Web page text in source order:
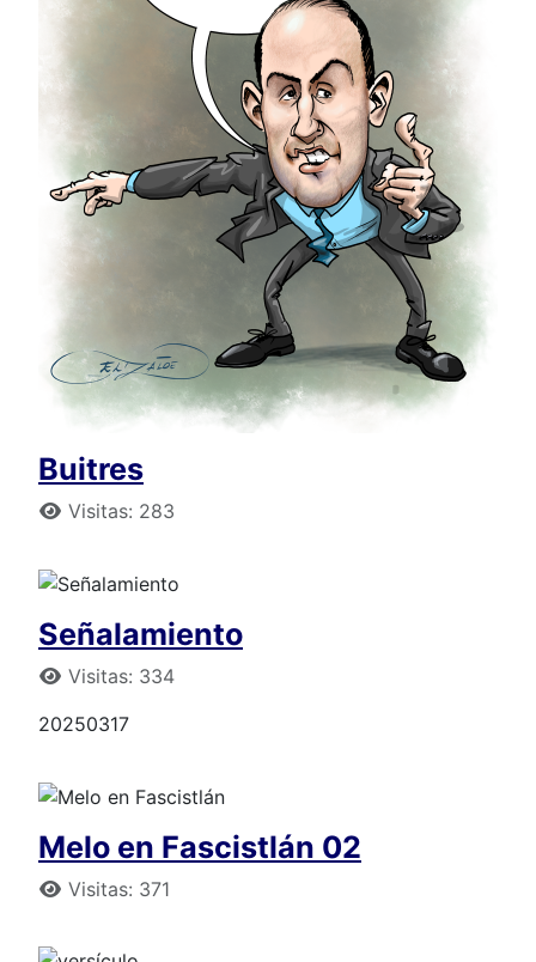
Buitres
Detalles
Visitas: 283
Señalamiento
Detalles
Visitas: 334
20250317
Melo en Fascistlán 02
Detalles
Visitas: 371